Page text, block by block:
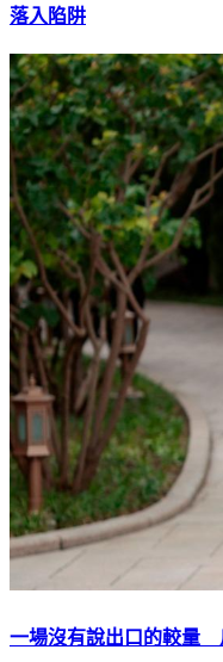
落入陷阱
一場沒有說出口的較量